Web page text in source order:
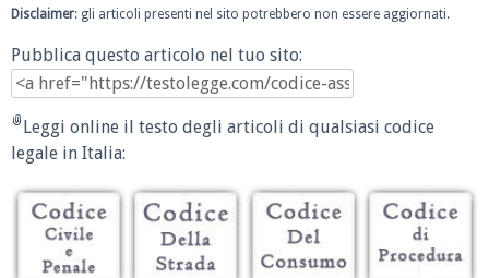
Disclaimer: gli articoli presenti nel sito potrebbero non essere aggiornati.
Pubblica questo articolo nel tuo sito:
Leggi online il testo degli articoli di qualsiasi codice
legale in Italia: